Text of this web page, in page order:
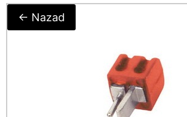
← Nazad